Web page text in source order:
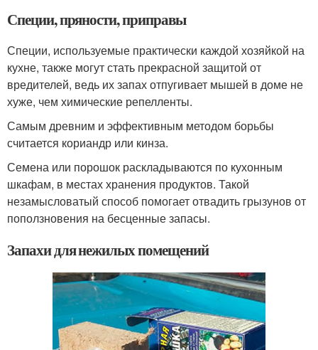
Специи, пряности, приправы
Специи, используемые практически каждой хозяйкой на
кухне, также могут стать прекрасной защитой от
вредителей, ведь их запах отпугивает мышей в доме не
хуже, чем химические репелленты.
Самым древним и эффективным методом борьбы
считается кориандр или кинза.
Семена или порошок раскладываются по кухонным
шкафам, в местах хранения продуктов. Такой
незамысловатый способ помогает отвадить грызунов от
поползновения на бесценные запасы.
Запахи для нежилых помещений